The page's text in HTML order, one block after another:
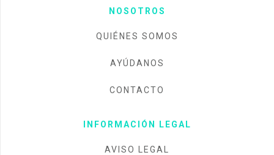
NOSOTROS
QUIÉNES SOMOS
AYÚDANOS
CONTACTO
INFORMACIÓN LEGAL
AVISO LEGAL